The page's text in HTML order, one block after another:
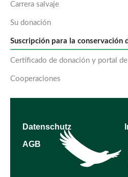
Carrera salvaje
Su donación
Suscripción para la conservación
Certificado de donación y portal
Cooperaciones
Datenschutz
AGB